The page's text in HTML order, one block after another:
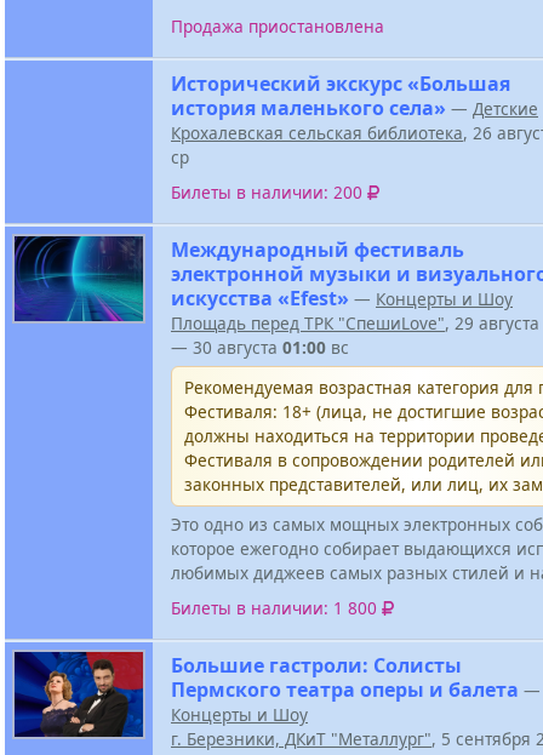
Продажа приостановлена
Исторический экскурс «Большая
история маленького села» — Детские
Крохалевская сельская библиотека, 26
ср
Билеты в наличии: 200
Международный фестиваль
электронной музыки и
искусства «Efest» — Концерты и Шоу
Площадь перед ТРК "СпешиLove", 29
— 30 августа 01:00 вс
Рекомендуемая возрастная категория
Фестиваля: 18+ (лица, не достигшие
должны находиться на территории
Фестиваля в сопровождении родителей
законных представителей, или лиц, их
Это одно из самых мощных электронных
которое ежегодно собирает выдающихся
любимых диджеев самых разных стилей и
Билеты в наличии: 1 800
Большие гастроли: Солисты
Пермского театра оперы и балета —
Концерты и Шоу
г. Березники, ДКиТ "Металлург", 5 сентября